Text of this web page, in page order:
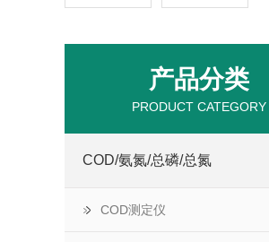
产品分类
PRODUCT CATEGORY
COD/氨氮/总磷/总氮
COD测定仪